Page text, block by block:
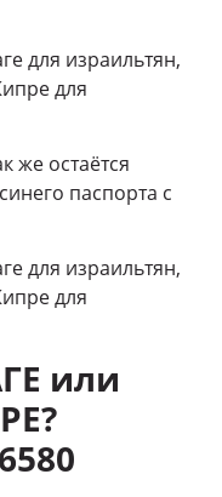
для израильтян,
для
же остаётся
паспорта с
для израильтян,
для
или